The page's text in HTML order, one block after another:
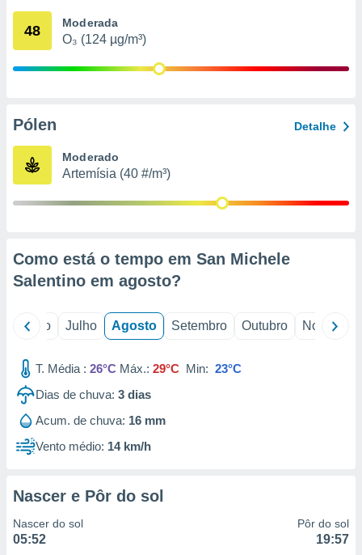
através
estudos
1199
48 Moderada
O₃ (124 µg/m³)
Pólen Detalhe
Moderado
Artemísia (40 #/m³)
Como está o tempo em San Michele
Salentino em agosto?
Junho Julho Agosto Setembro Outubro Novembro
T. Média : 26°C Máx.: 29°C Min: 23°C
Dias de chuva: 3 dias
Acum. de chuva: 16 mm
Vento médio: 14 km/h
Nascer e Pôr do sol
Nascer do sol
05:52
Pôr do sol
19:57